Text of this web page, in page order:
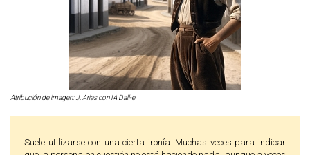
Atribución de imagen: J. Arias con IA Dall-e
Suele utilizarse con una cierta ironía. Muchas veces para indicar